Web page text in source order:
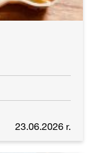
23.06.2026 r.